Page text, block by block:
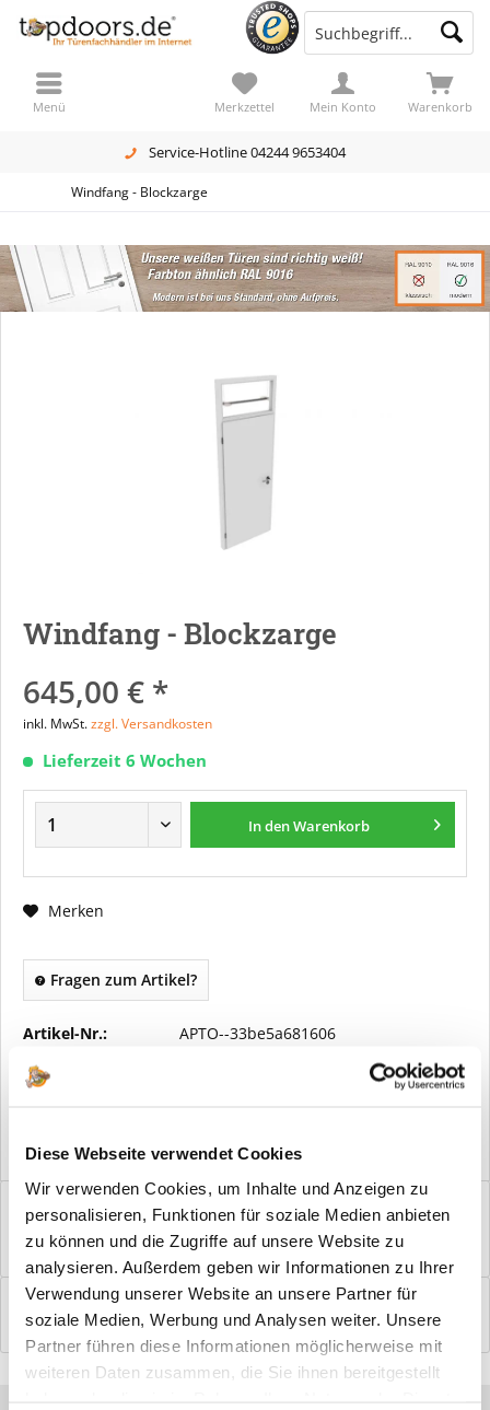
Diese Webseite verwendet Cookies
Wir verwenden Cookies, um Inhalte und Anzeigen zu
personalisieren, Funktionen für soziale Medien anbieten
zu können und die Zugriffe auf unsere Website zu
analysieren. Außerdem geben wir Informationen zu Ihrer
Verwendung unserer Website an unsere Partner für
soziale Medien, Werbung und Analysen weiter. Unsere
Partner führen diese Informationen möglicherweise mit
weiteren Daten zusammen, die Sie ihnen bereitgestellt
Service-Hotline 04244 9653404
Warenkorb
Merkzettel Mein Konto
Menü
Windfang - Blockzarge
Windfang - Blockzarge
645,00 € *
inkl. MwSt.zzgl. Versandkosten
Lieferzeit 6 Wochen
In denWarenkorb
Merken
Fragen zum Artikel?
Artikel-Nr.: APTO--33be5a681606
Vorteile
Windfangelemente online am Bildschirm konfigurieren und
einbaufertig bestellen. In wenigen...
Bewertungen
0
Bewertungen lesen, schreiben und diskutieren...mehr